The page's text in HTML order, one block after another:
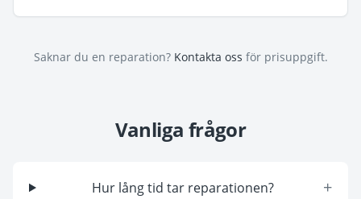
Saknar du en reparation? Kontakta oss för prisuppgift.
Vanliga frågor
Hur lång tid tar reparationen? +